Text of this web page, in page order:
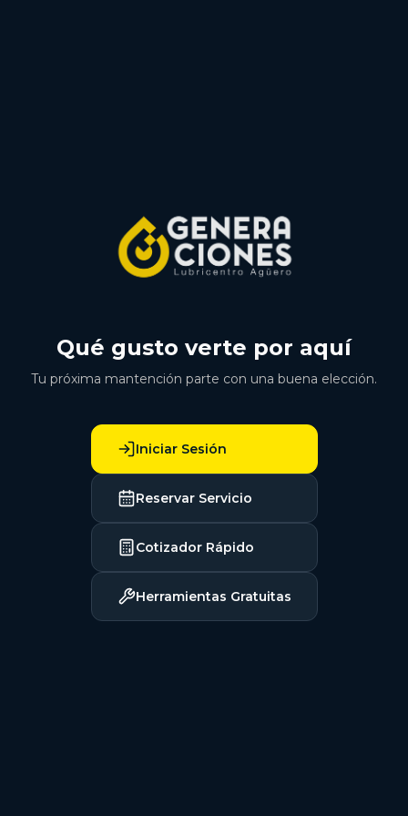
Qué gusto verte por aquí
Tu próxima mantención parte con una buena elección.
Iniciar Sesión
Reservar Servicio
Cotizador Rápido
Herramientas Gratuitas